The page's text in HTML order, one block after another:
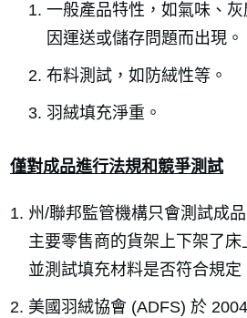
一般產品特性，如氣味、
因運送或儲存問題而出現。
布料測試，如防絨性等。
羽絨填充淨重。
僅對成品進行法規和競爭測試
州/聯邦監管機構只會測試成
主要零售商的貨架上下架了床
並測試填充材料是否符合規定
美國羽絨協會 (ADFS) 於